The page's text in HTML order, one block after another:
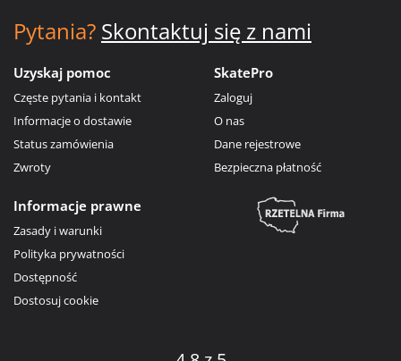
Pytania? Skontaktuj się z nami
Uzyskaj pomoc
Częste pytania i kontakt
Informacje o dostawie
Status zamówienia
Zwroty
SkatePro
Zaloguj
O nas
Dane rejestrowe
Bezpieczna płatność
Informacje prawne
Zasady i warunki
Polityka prywatności
Dostępność
Dostosuj cookie